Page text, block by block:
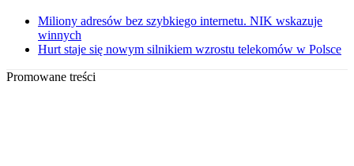
Miliony adresów bez szybkiego internetu. NIK wskazuje
winnych
Hurt staje się nowym silnikiem wzrostu telekomów w Polsce
Promowane treści